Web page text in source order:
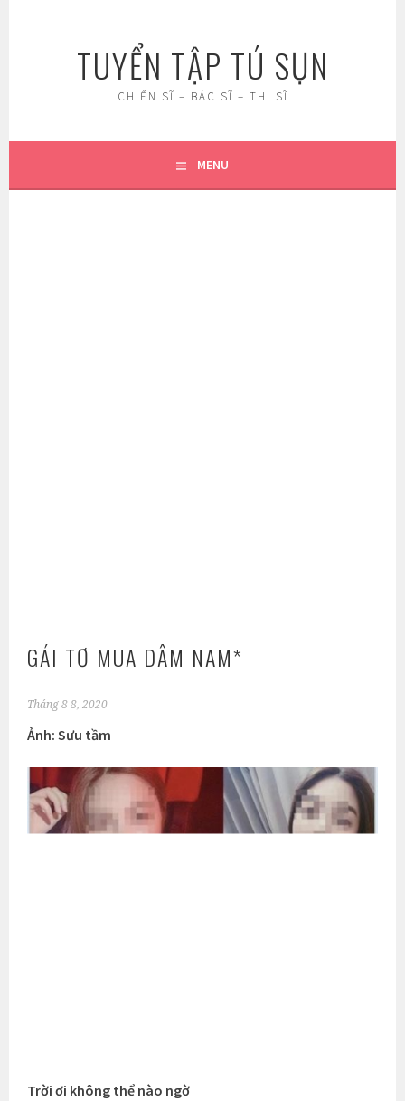
TUYỂN TẬP TÚ SỤN
CHIẾN SĨ – BÁC SĨ – THI SĨ
MENU
GÁI TƠ MUA DÂM NAM*
Tháng 8 8, 2020
Ảnh: Sưu tầm
Trời ơi không thể nào ngờ